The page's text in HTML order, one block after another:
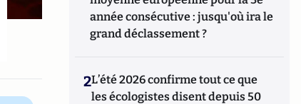
année consécutive : jusqu'où ira le
grand déclassement ?
2L’été 2026 confirme tout ce que
les écologistes disent depuis 50